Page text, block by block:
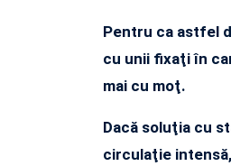
Pentru ca astfel
cu unii fixaţi în
mai cu moţ.
Dacă soluţia cu
circulaţie